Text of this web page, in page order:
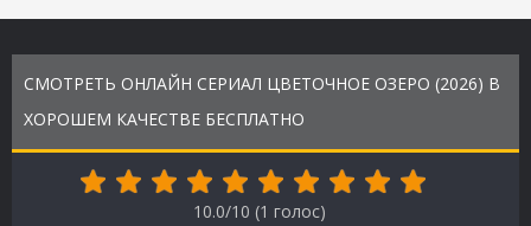
СМОТРЕТЬ ОНЛАЙН СЕРИАЛ ЦВЕТОЧНОЕ ОЗЕРО (2026) В
ХОРОШЕМ КАЧЕСТВЕ БЕСПЛАТНО
10.0/10 (1 голос)